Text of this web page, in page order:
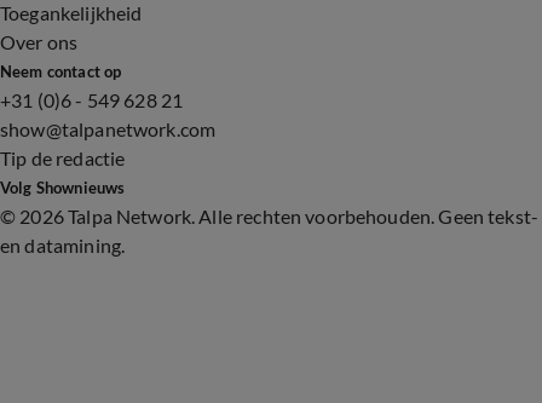
Toegankelijkheid
Over ons
Neem contact op
+31 (0)6 - 549 628 21
show@talpanetwork.com
Tip de redactie
Volg Shownieuws
© 2026 Talpa Network. Alle rechten voorbehouden. Geen tekst-
en datamining.